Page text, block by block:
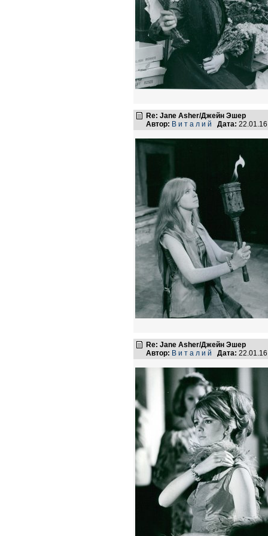
Re: Jane Asher/Джейн Эшер
Автор: В и т а л и й Дата:
Re: Jane Asher/Джейн Эшер
Автор: В и т а л и й Дата: